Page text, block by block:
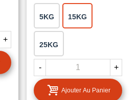
+
5KG 15KG
25KG
- +
Ajouter Au Panier